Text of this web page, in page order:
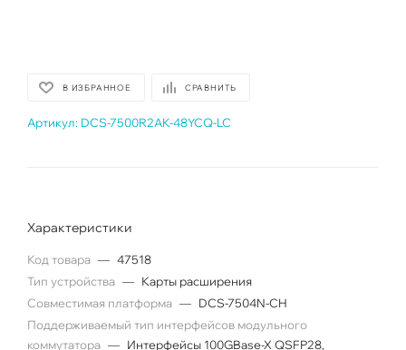
В ИЗБРАННОЕ СРАВНИТЬ
Артикул: DCS-7500R2AK-48YCQ-LC
Характеристики
Код товара — 47518
Тип устройства — Карты расширения
Совместимая платформа — DCS-7504N-CH
Поддерживаемый тип интерфейсов модульного
коммутатора — Интерфейсы 100GBase-X QSFP28,